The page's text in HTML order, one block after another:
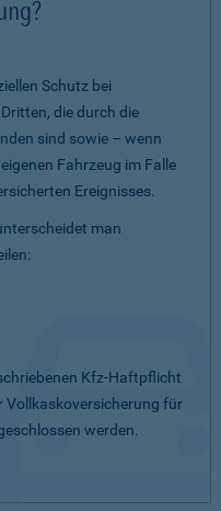
Schutz bei
die durch die
sind sowie – wenn
Fahrzeug im Falle
Ereignisses.
man
Kfz-Haftpflicht
Vollkaskoversicherung für
werden.